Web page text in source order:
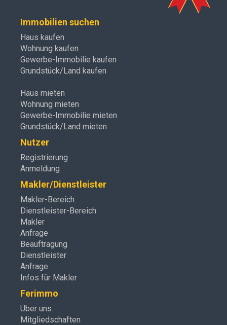
Immobilien suchen
Haus kaufen
Wohnung kaufen
Gewerbe-Immobilie kaufen
Grundstück/Land kaufen
Haus mieten
Wohnung mieten
Gewerbe-Immobilie mieten
Grundstück/Land mieten
Nutzer
Registrierung
Anmeldung
Makler/Dienstleister
Makler-Bereich
Dienstleister-Bereich
Makler
Anfrage
Beauftragung
Dienstleister
Anfrage
Infos für Makler
Ferimmo
Über uns
Mitgliedschaften